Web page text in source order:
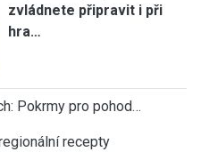
zvládnete připravit i při
hra…
Pokrmy pro pohod…
recepty